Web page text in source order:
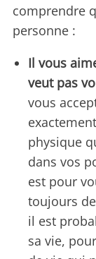
comprendre
personne :
Il vous
veut pas
vous
physique
dans vos
est pour
toujours
il est
sa vie,